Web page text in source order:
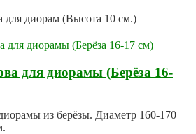
для диорам (Высота 10 см.)
для диорамы (Берёза 16-
из берёзы. Диаметр 160-170